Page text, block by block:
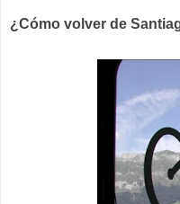
¿Cómo volver de